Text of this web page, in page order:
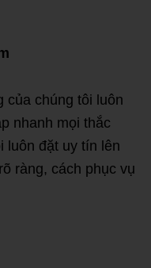
của chúng tôi luôn
nhanh mọi thắc
luôn đặt uy tín lên
ràng, cách phục vụ